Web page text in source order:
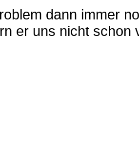
dann immer
er uns nicht schon